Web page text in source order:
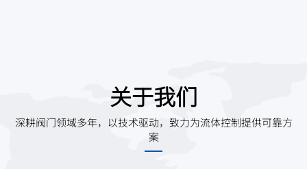
关于我们
深耕阀门领域多年，以技术驱动，致力为流体控制提供可靠方
案